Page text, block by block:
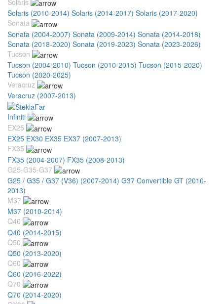
Solaris (2010-2014) Solaris (2014-2017) Solaris (2017-2020)
Sonata
Sonata (2004-2007) Sonata (2009-2014) Sonata (2014-2018)
Sonata (2018-2020) Sonata (2019-2023) Sonata (2023-2026)
Tucson
Tucson (2004-2010) Tucson (2010-2015) Tucson (2015-2020)
Tucson (2020-2025)
Veracruz
Veracruz (2007-2013)
Infiniti
EX25
EX25 EX30 EX35 EX37 (2007-2013)
FX35
FX35 (2004-2007) FX35 (2008-2013)
G25-G35-G37
G25 / G35 / G37 (V36) (2007-2014) G37 Convertible GT (2010-
2013)
M37
M37 (2010-2014)
Q40
Q40 (2014-2015)
Q50
Q50 (2013-2020)
Q60
Q60 (2016-2022)
Q70
Q70 (2014-2020)